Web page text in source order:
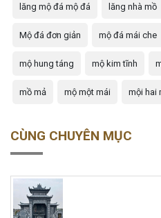
lăng mộ đá mộ đá lăng nhà mồ
Mộ đá đơn giản mộ đá mái che
mộ hung táng mộ kim tĩnh
mồ mả mộ một mái mội hai
CÙNG CHUYÊN MỤC